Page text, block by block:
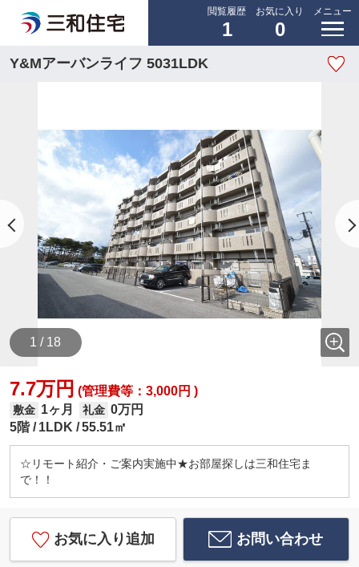
閲覧履歴
1
お気に入り
0
メニュー
Y&Mアーバンライフ 5031LDK
1 / 18
7.7万円 (管理費等：3,000円 )
敷金 1ヶ月 礼金 0万円
5階
1LDK 55.51㎡
☆リモート紹介・ご案内実施中★お部屋探しは三和住宅ま
で！！
お気に入り追加 お問い合わせ